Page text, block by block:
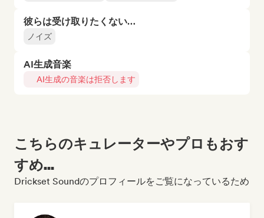
彼らは受け取りたくない…
ノイズ
AI生成音楽
AI生成の音楽は拒否します
こちらのキュレーターやプロもおす
すめ...
Drickset Soundのプロフィールをご覧になっているため